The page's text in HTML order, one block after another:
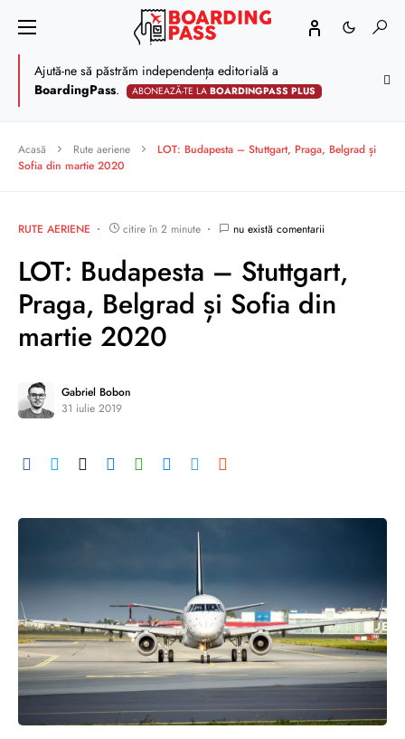
Ajută-ne să păstrăm independența editorială a
BoardingPass. ABONEAZĂ-TE LABOARDINGPASS PLUS
Acasă Rute aeriene
LOT: Budapesta – Stuttgart, Praga, Belgrad și
Sofia din martie 2020
RUTE AERIENE citire în 2 minute nu există comentarii
LOT: Budapesta – Stuttgart,
Praga, Belgrad și Sofia din
martie 2020
Gabriel Bobon
31 iulie 2019